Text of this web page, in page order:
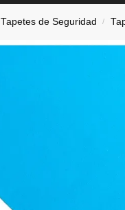
Tapetes de Seguridad /